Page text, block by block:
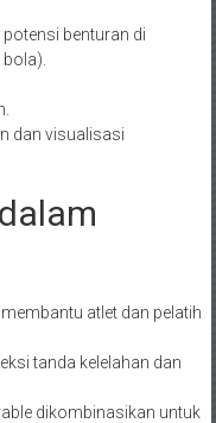
benturan di
dan visualisasi
atlet dan pelatih
tanda kelelahan dan
dikombinasikan untuk